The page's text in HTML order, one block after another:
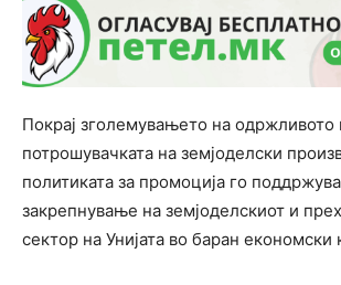
Покрај зголемувањето на одржливото
потрошувачката на земјоделски
политиката за промоција го
закрепнување на земјоделскиот и
сектор на Унијата во баран економски